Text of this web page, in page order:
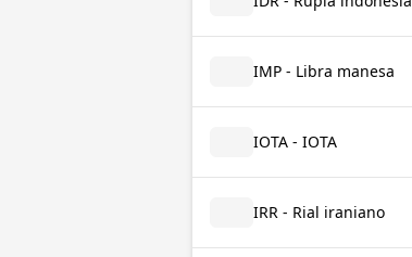
IMP - Libra manesa
IOTA - IOTA
IRR - Rial iraniano